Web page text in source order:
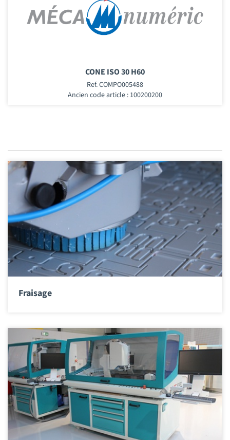
CONE ISO 30 H60
Ref. COMPO005488
Ancien code article : 100200200
Fraisage